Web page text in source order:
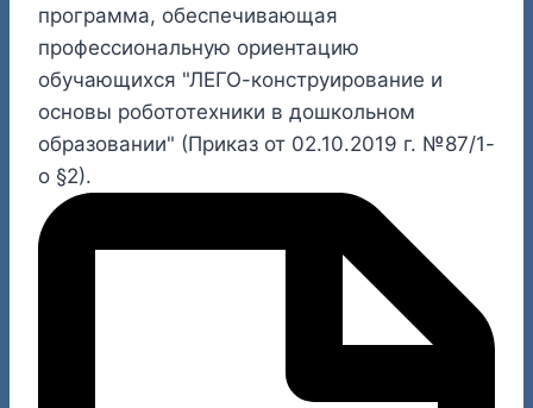
программа, обеспечивающая
профессиональную ориентацию
обучающихся "ЛЕГО-конструирование и
основы робототехники в дошкольном
образовании" (Приказ от 02.10.2019 г. №87/1-
о §2).